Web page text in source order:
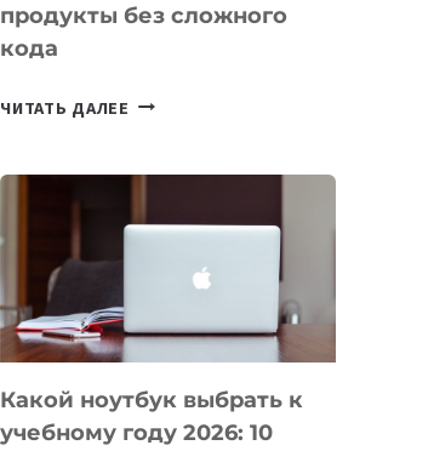
продукты без сложного
кода
ЧИТАТЬ ДАЛЕЕ
КОТОРЫЕ
СОЗДАВАТЬ
БЕЗ
КОДА
Какой ноутбук выбрать к
учебному году 2026: 10